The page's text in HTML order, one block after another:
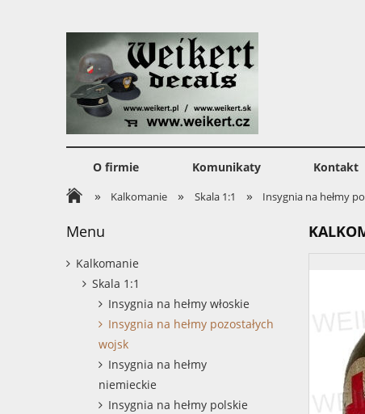
O firmie Komunikaty Kontakt
» Kalkomanie » Skala 1:1 » Insygnia na hełmy
Menu
Kalkomanie
Skala 1:1
Insygnia na hełmy włoskie
Insygnia na hełmy pozostałych
wojsk
Insygnia na hełmy
niemieckie
Insygnia na hełmy polskie